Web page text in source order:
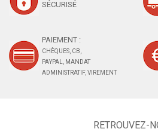
SÉCURISÉ
PAIEMENT :
CHÈQUES, CB,
PAYPAL, MANDAT
ADMINISTRATIF, VIREMENT
RETROUVEZ-